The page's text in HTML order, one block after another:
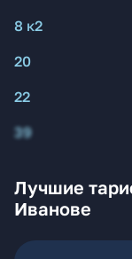
8 к2
20
22
39
Лучшие
Иванове